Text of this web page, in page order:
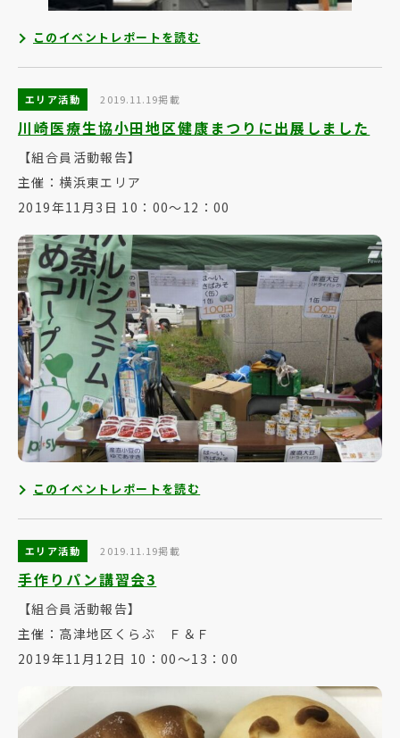
このイベントレポートを読む
エリア活動 2019.11.19掲載
川崎医療生協小田地区健康まつりに出展しました
【組合員活動報告】
主催：横浜東エリア
2019年11月3日 10：00～12：00
このイベントレポートを読む
エリア活動 2019.11.19掲載
手作りパン講習会3
【組合員活動報告】
主催：高津地区くらぶ Ｆ＆Ｆ
2019年11月12日 10：00～13：00